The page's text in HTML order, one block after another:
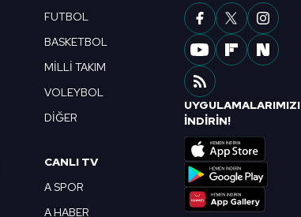
FUTBOL
BASKETBOL
MİLLİ TAKIM
VOLEYBOL
DİĞER
CANLI TV
A SPOR
A HABER
UYGULAMALARIMIZI
İNDİRİN!